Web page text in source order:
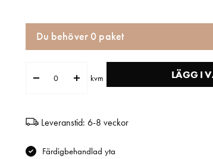
Du behöver 0 paket
kvm LÄGG I
Leveranstid: 6-8 veckor
Färdigbehandlad yta